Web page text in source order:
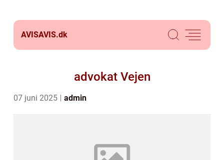
AVISAVIS.dk
advokat Vejen
07 juni 2025 admin